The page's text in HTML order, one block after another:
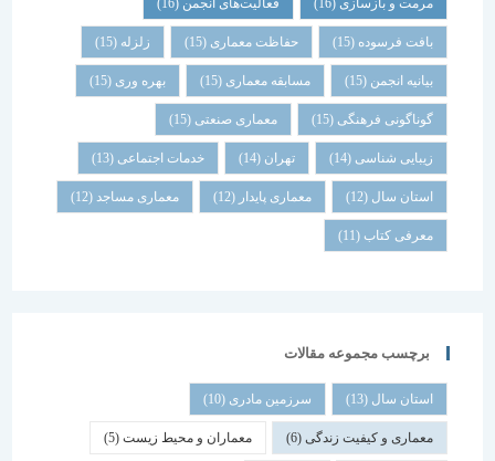
مرمت و بازسازی(16) فعالیت‌های انجمن(16)
بافت فرسوده (15) حفاظت معماری (15) زلزله
بیانیه انجمن(15) مسابقه معماری (15) بهره وری(15)
گوناگونی فرهنگی (15) معماری صنعتی(15)
زیبایی شناسی (14) تهران خدمات اجتماعی (13)
استان سال(12) معماری پایدار (12) معماری مساجد(12)
معرفی کتاب(11)
برچسب مجموعه مقالات
استان سال(13) سرزمین مادری(10)
معماری و کیفیت زندگی(6) معماران و محیط زیست(5)